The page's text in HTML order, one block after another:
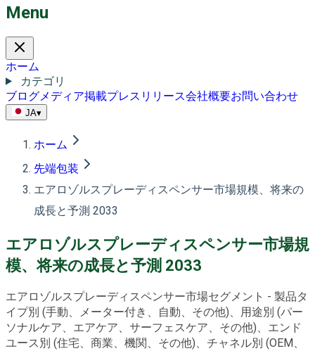
Menu
ホーム
カテゴリ
ブログメディア掲載プレスリリース会社概要お問い合わせ
JA▾
ホーム
先端包装
エアロゾルスプレーディスペンサー市場規模、将来の
成長と予測 2033
エアロゾルスプレーディスペンサー市場規
模、将来の成長と予測 2033
エアロゾルスプレーディスペンサー市場セグメント - 製品タ
イプ別 (手動、メーター付き、自動、その他)、用途別 (パー
ソナルケア、エアケア、サーフェスケア、その他)、エンド
ユース別 (住宅、商業、機関、その他)、チャネル別 (OEM、